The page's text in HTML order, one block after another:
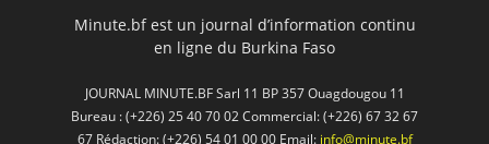
Minute.bf est un journal d’information continu
en ligne du Burkina Faso
JOURNAL MINUTE.BF Sarl 11 BP 357 Ouagdougou 11
Bureau : (+226) 25 40 70 02 Commercial: (+226) 67 32 67
67 Rédaction: (+226) 54 01 00 00 Email: info@minute.bf